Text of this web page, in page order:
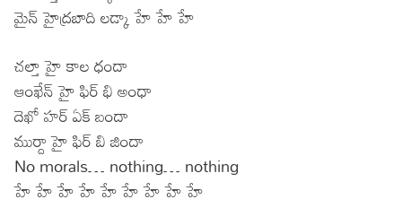
మైన్ హైద్రబాది లడ్కా హే హే హే
చల్తా హై కాల ధందా
ఆంఖేన్ హై ఫిర్ భి అంధా
దెఖో హర్ ఏక్ బందా
ముర్దా హై ఫిర్ బి జిందా
No morals… nothing… nothing
హే హే హే హే హే హే హే హే హే